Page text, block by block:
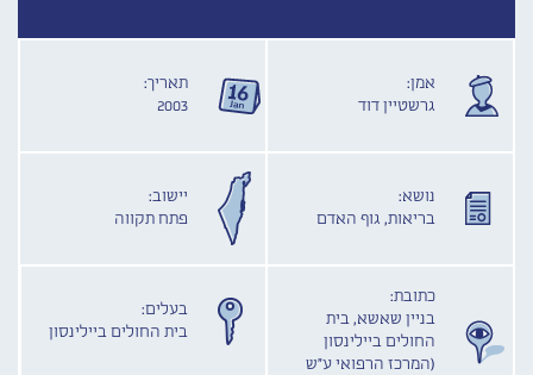
אמן:
גרשטיין דוד
תאריך:
2003
נושא:
בריאות, גוף האדם
יישוב:
פתח תקווה
כתובת:
בניין שאשא, בית
החולים ביילינסון
(המרכז הרפואי ע"ש
בעלים:
בית החולים ביילינסון